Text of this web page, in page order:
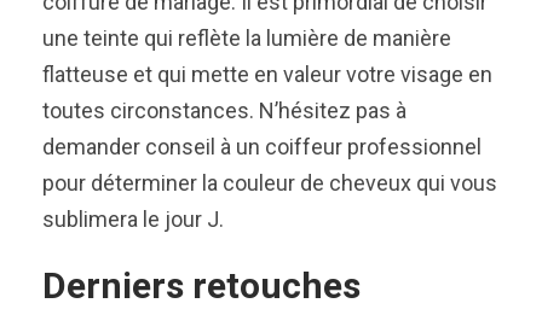
une teinte qui reflète la lumière de manière
flatteuse et qui mette en valeur votre visage en
toutes circonstances. N’hésitez pas à
demander conseil à un coiffeur professionnel
pour déterminer la couleur de cheveux qui vous
sublimera le jour J.
Derniers retouches